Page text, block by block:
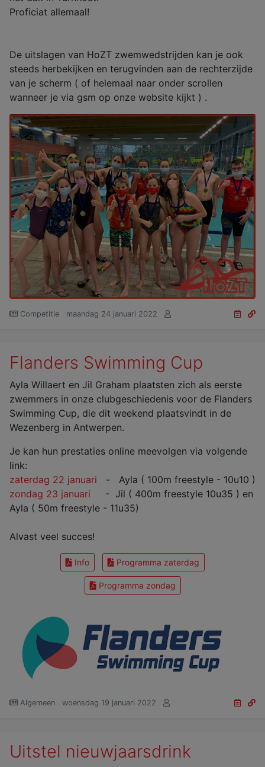
Proficiat allemaal!
De uitslagen van HoZT zwemwedstrijden kan je ook
steeds herbekijken en terugvinden aan de rechterzijde
van je scherm ( of helemaal naar onder scrollen
wanneer je via gsm op onze website kijkt ) .
Competitie maandag 24 januari 2022
Flanders Swimming Cup
Ayla Willaert en Jil Graham plaatsten zich als eerste
zwemmers in onze clubgeschiedenis voor de Flanders
Swimming Cup, die dit weekend plaatsvindt in de
Wezenberg in Antwerpen.
Je kan hun prestaties online meevolgen via volgende
link:
zaterdag 22 januari - Ayla ( 100m freestyle - 10u10 )
zondag 23 januari
- Jil ( 400m freestyle 10u35 ) en
Ayla ( 50m freestyle - 11u35)
Alvast veel succes!
Info Programma zaterdag
Programma zondag
Algemeen woensdag 19 januari 2022
Uitstel nieuwjaarsdrink